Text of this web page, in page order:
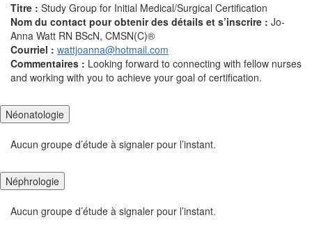
Titre : Study Group for Initial Medical/Surgical Certification
Nom du contact pour obtenir des détails et s’inscrire : Jo-
Anna Watt RN BScN, CMSN(C)®
Courriel : wattjoanna@hotmail.com
Commentaires : Looking forward to connecting with fellow nurses
and working with you to achieve your goal of certification.
Néonatologie
Aucun groupe d’étude à signaler pour l’instant.
Néphrologie
Aucun groupe d’étude à signaler pour l’instant.